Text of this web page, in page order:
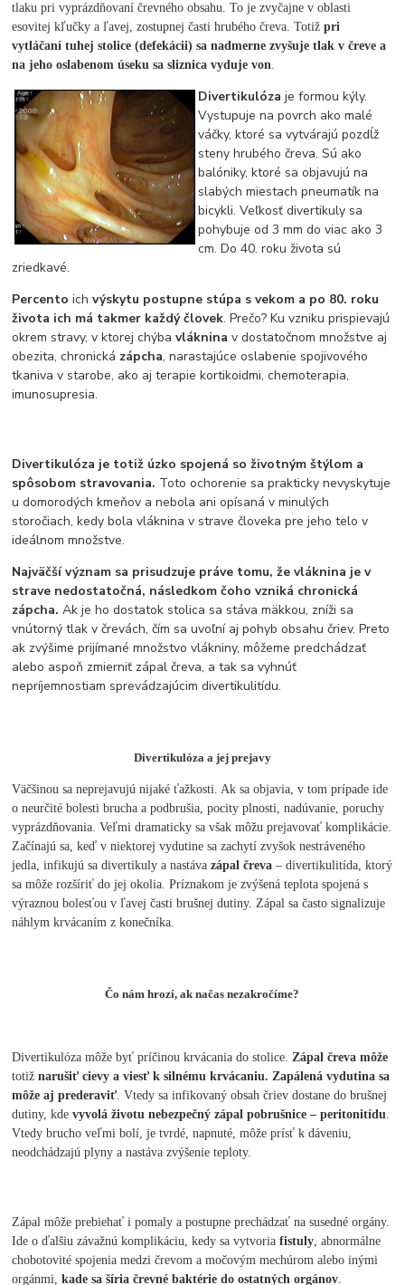
tlaku pri vyprázdňovaní črevného obsahu. To je zvyčajne v oblasti
esovitej kľučky a ľavej, zostupnej časti hrubého čreva. Totižpri
vytláčaní tuhej stolice (defekácii) sa nadmerne zvyšuje tlak v čreve a
na jeho oslabenom úseku sa sliznica vyduje von.
Divertikulóza je formou kýly.
Vystupuje na povrch ako malé
váčky, ktoré sa vytvárajú pozdĺž
steny hrubého čreva. Sú ako
balóniky, ktoré sa objavujú na
slabých miestach pneumatík na
bicykli. Veľkosť divertikuly sa
pohybuje od 3 mm do viac ako 3
cm. Do 40. roku života sú
zriedkavé.
Percento ichvýskytu postupne stúpa s vekom a po 80. roku
života ich má takmer každý človek. Prečo? Ku vzniku prispievajú
okrem stravy, v ktorej chýbavláknina v dostatočnom množstve aj
obezita, chronická zápcha, narastajúce oslabenie spojivového
tkaniva v starobe, ako aj terapie kortikoidmi, chemoterapia,
imunosupresia.
Divertikulóza je totiž úzko spojená so životným štýlom a
spôsobom stravovania. Toto ochorenie sa prakticky nevyskytuje
u domorodých kmeňov a nebola ani opísaná v minulých
storočiach, kedy bola vláknina v strave človeka pre jeho telo v
ideálnom množstve.
Najväčší význam sa prisudzuje práve tomu, že vláknina je v
strave nedostatočná, následkom čoho vzniká chronická
zápcha. Ak je ho dostatok stolica sa stáva mäkkou, zníži sa
vnútorný tlak v črevách, čím sa uvoľní aj pohyb obsahu čriev. Preto
ak zvýšime prijímané množstvo vlákniny, môžeme predchádzať
alebo aspoň zmierniť zápal čreva, a tak sa vyhnúť
nepríjemnostiam sprevádzajúcim divertikulitídu.
Divertikulóza a jej prejavy
Väčšinou sa neprejavujú nijaké ťažkosti. Ak sa objavia, v tom prípade ide
o neurčité bolesti brucha a podbrušia, pocity plnosti, nadúvanie, poruchy
vyprázdňovania. Veľmi dramaticky sa však môžu prejavovať komplikácie.
Začínajú sa, keď v niektorej vydutine sa zachytí zvyšok nestráveného
jedla, infikujú sa divertikuly a nastávazápal čreva – divertikulitída, ktorý
sa môže rozšíriť do jej okolia. Príznakom je zvýšená teplota spojená s
výraznou bolesťou v ľavej časti brušnej dutiny. Zápal sa často signalizuje
náhlym krvácaním z konečníka.
Čo nám hrozí, ak načas nezakročíme?
Divertikulóza môže byť príčinou krvácania do stolice. Zápal čreva môže
totižnarušiť cievy a viesť k silnému krvácaniu. Zapálená vydutina sa
môže aj prederaviť . Vtedy sa infikovaný obsah čriev dostane do brušnej
dutiny, kdevyvolá životu nebezpečný zápal pobrušnice – peritonitídu
Vtedy brucho veľmi bolí, je tvrdé, napnuté, môže prísť k dáveniu,
neodchádzajú plyny a nastáva zvýšenie teploty.
Zápal môže prebiehať i pomaly a postupne prechádzať na susedné orgány.
Ide o ďalšiu závažnú komplikáciu, kedy sa vytvoriafistuly , abnormálne
chobotovité spojenia medzi črevom a močovým mechúrom alebo inými
orgánmi,kade sa šíria črevné baktérie do ostatných orgánov